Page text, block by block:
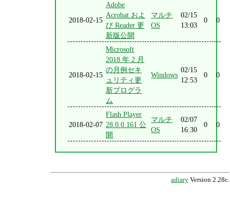
2018-02-15
Adobe
Acrobat およ
び Reader 更
新版公開
マルチ
OS
02/15
13:03
0 0
2018-02-15
Microsoft
2018 年 2 月
の月例セキ
ュリティ更
新プログラ
ム
Windows
02/15
12:53
0 0
2018-02-07
Flash Player
28.0.0.161 公
開
マルチ
OS
02/07
16:30
0 0
adiary Version 2.28c.